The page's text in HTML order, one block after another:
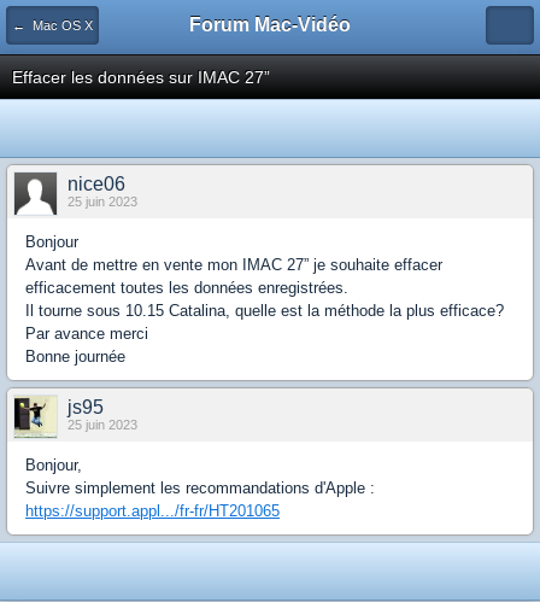
← Mac OS X Forum Mac-Vidéo
Effacer les données sur IMAC 27”
nice06
25 juin 2023
Bonjour
Avant de mettre en vente mon IMAC 27” je souhaite effacer
efficacement toutes les données enregistrées.
Il tourne sous 10.15 Catalina, quelle est la méthode la plus efficace?
Par avance merci
Bonne journée
js95
25 juin 2023
Bonjour,
Suivre simplement les recommandations d'Apple :
https://support.appl.../fr-fr/HT201065